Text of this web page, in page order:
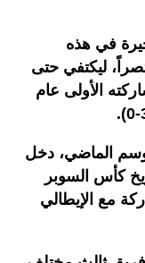
في هذه
ليكتفي حتى
الأولى عام
الماضي، دخل
كأس السوبر
مع الإيطالي